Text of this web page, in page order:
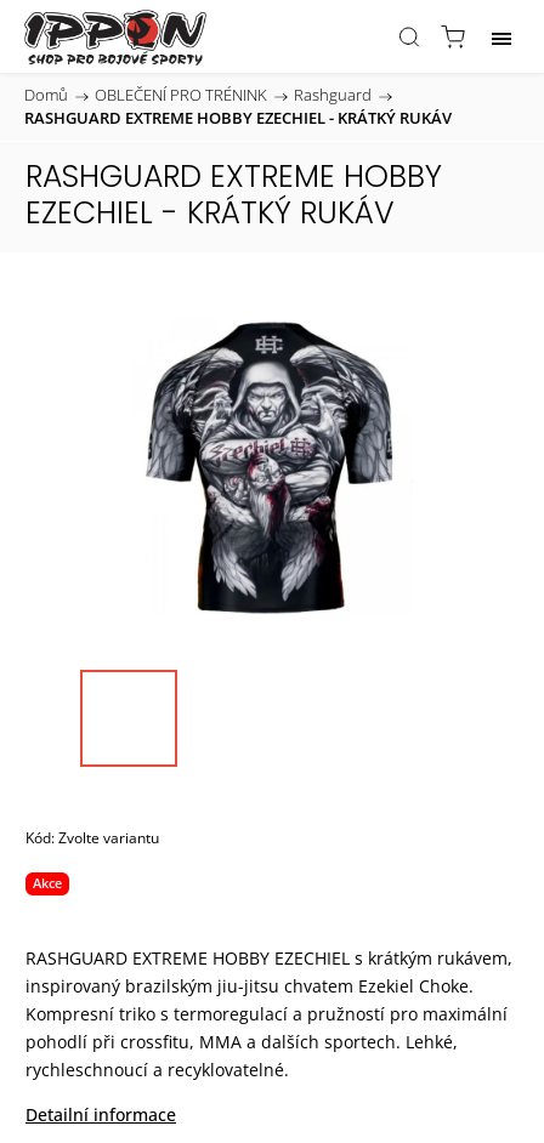
Domů / OBLEČENÍ PRO TRÉNINK / Rashguard /
RASHGUARD EXTREME HOBBY EZECHIEL - KRÁTKÝ RUKÁV
RASHGUARD EXTREME HOBBY
EZECHIEL - KRÁTKÝ RUKÁV
Kód:Zvolte variantu
Akce
RASHGUARD EXTREME HOBBY EZECHIEL s krátkým rukávem,
inspirovaný brazilským jiu-jitsu chvatem Ezekiel Choke.
Kompresní triko s termoregulací a pružností pro maximální
pohodlí při crossfitu, MMA a dalších sportech. Lehké,
rychleschnoucí a recyklovatelné.
Detailní informace